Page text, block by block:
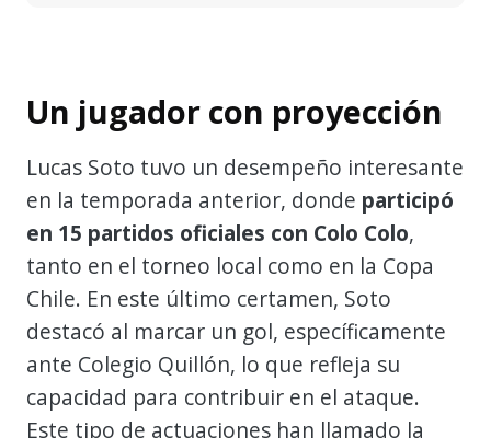
Un jugador con proyección
Lucas Soto tuvo un desempeño interesante
en la temporada anterior, donde participó
en 15 partidos oficiales con Colo Colo,
tanto en el torneo local como en la Copa
Chile. En este último certamen, Soto
destacó al marcar un gol, específicamente
ante Colegio Quillón, lo que refleja su
capacidad para contribuir en el ataque.
Este tipo de actuaciones han llamado la